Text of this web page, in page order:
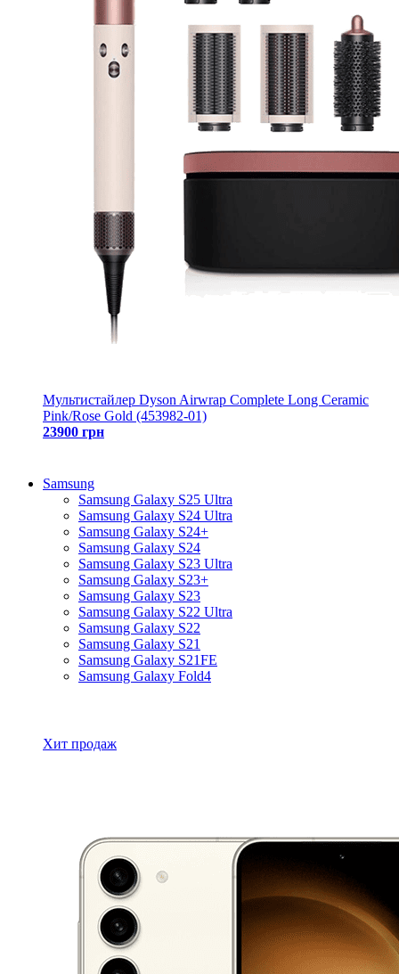
Мультистайлер Dyson Airwrap Complete Long Ceramic
Pink/Rose Gold (453982-01)
23900 грн
Samsung
Samsung Galaxy S25 Ultra
Samsung Galaxy S24 Ultra
Samsung Galaxy S24+
Samsung Galaxy S24
Samsung Galaxy S23 Ultra
Samsung Galaxy S23+
Samsung Galaxy S23
Samsung Galaxy S22 Ultra
Samsung Galaxy S22
Samsung Galaxy S21
Samsung Galaxy S21FE
Samsung Galaxy Fold4
Хит продаж